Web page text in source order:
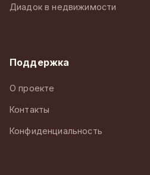
Диадок в недвижимости
Поддержка
О проекте
Контакты
Конфиденциальность